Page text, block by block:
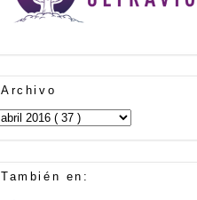
Archivo
También en: